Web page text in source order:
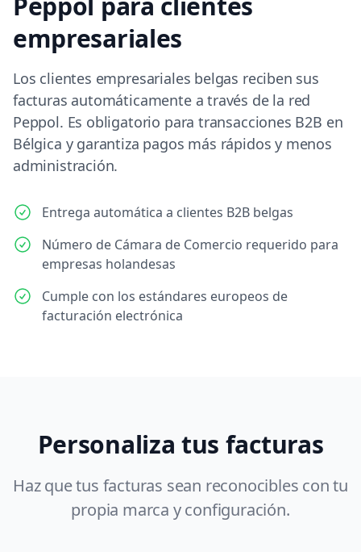
empresariales
Los clientes empresariales belgas reciben sus
facturas automáticamente a través de la red
Peppol. Es obligatorio para transacciones B2B en
Bélgica y garantiza pagos más rápidos y menos
administración.
Entrega automática a clientes B2B belgas
Número de Cámara de Comercio requerido para
empresas holandesas
Cumple con los estándares europeos de
facturación electrónica
Personaliza tus facturas
Haz que tus facturas sean reconocibles con tu
propia marca y configuración.